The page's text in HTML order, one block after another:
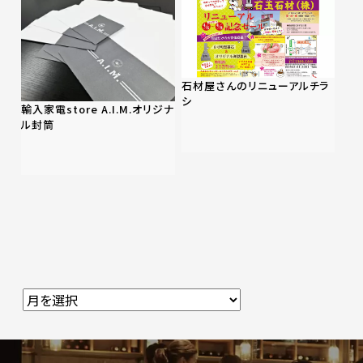
輸入家電store A.I.M.オリジナ
ル封筒
石材屋さんのリニューアルチラ
シ